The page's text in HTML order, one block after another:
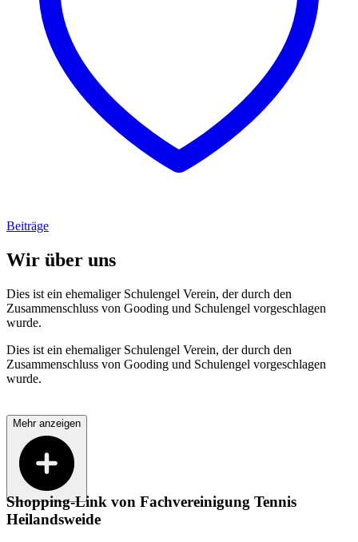
Beiträge
Wir über uns
Dies ist ein ehemaliger Schulengel Verein, der durch den
Zusammenschluss von Gooding und Schulengel vorgeschlagen
wurde.
Dies ist ein ehemaliger Schulengel Verein, der durch den
Zusammenschluss von Gooding und Schulengel vorgeschlagen
wurde.
Mehr anzeigen
Shopping-Link von Fachvereinigung Tennis
Heilandsweide